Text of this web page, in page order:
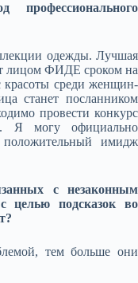
профессионального
одежды. Лучшая
лицом ФИДЕ сроком на
среди женщин-
станет посланником
провести конкурс
Я могу официально
имидж
с незаконным
целью подсказок во
тем больше они